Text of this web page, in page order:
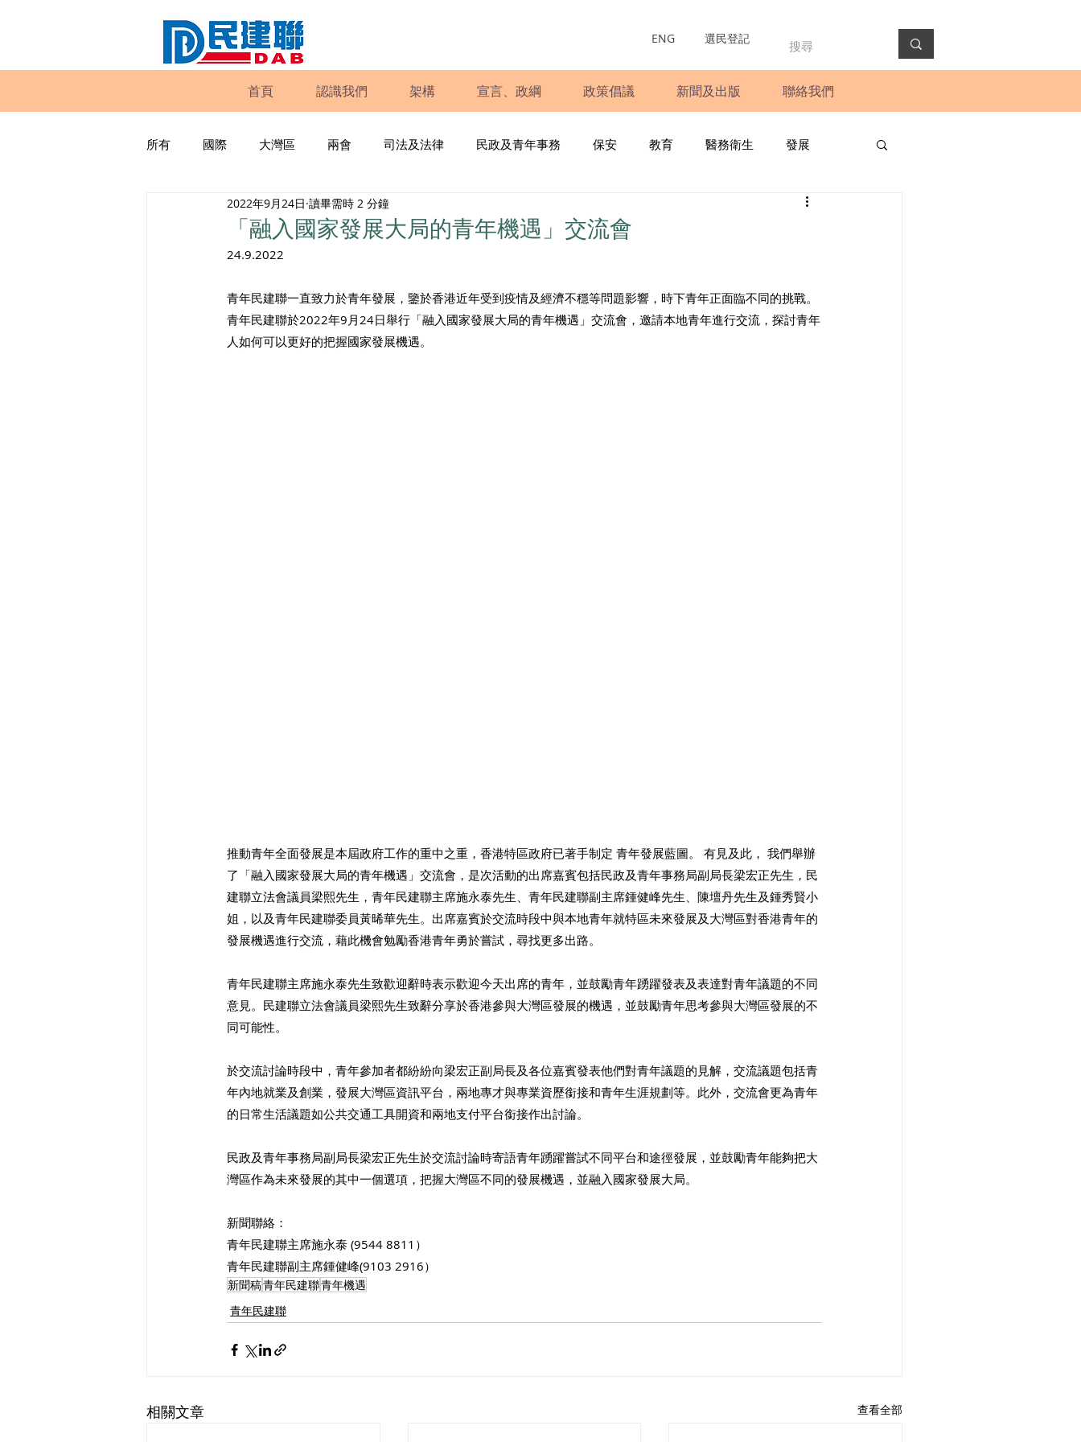
ENG 選民登記
首頁 認識我們 架構 宣言、政綱 政策倡議 新聞及出版 聯絡我們
所有 國際 大灣區 兩會 司法及法律 民政及青年事務 保安 教育 醫務衛生 發展
工商專業 家庭 圓桌會議
議會監察 區議會
「融入國家發展大局的青年機遇」交流會
2022年9月24日 讀畢需時 2 分鐘
24.9.2022
青年民建聯一直致力於青年發展，鑒於香港近年受到疫情及經濟不穩等問題影響，時下青年正面臨不同的挑戰。
青年民建聯於2022年9月24日舉行「融入國家發展大局的青年機遇」交流會，邀請本地青年進行交流，探討青年
人如何可以更好的把握國家發展機遇。
推動青年全面發展是本屆政府工作的重中之重，香港特區政府已著手制定 青年發展藍圖。 有見及此， 我們舉辦
了「融入國家發展大局的青年機遇」交流會，是次活動的出席嘉賓包括民政及青年事務局副局長梁宏正先生，民
建聯立法會議員梁熙先生，青年民建聯主席施永泰先生、青年民建聯副主席鍾健峰先生、陳壇丹先生及鍾秀賢小
姐，以及青年民建聯委員黃晞華先生。出席嘉賓於交流時段中與本地青年就特區未來發展及大灣區對香港青年的
發展機遇進行交流，藉此機會勉勵香港青年勇於嘗試，尋找更多出路。
​青年民建聯主席施永泰先生致歡迎辭時表示歡迎今天出席的青年，並鼓勵青年踴躍發表及表達對青年議題的不同
意見。民建聯立法會議員梁熙先生致辭分享於香港參與大灣區發展的機遇，並鼓勵青年思考參與大灣區發展的不
同可能性。
於交流討論時段中，青年參加者都紛紛向梁宏正副局長及各位嘉賓發表他們對青年議題的見解，交流議題包括青
年內地就業及創業，發展大灣區資訊平台，兩地專才與專業資歷銜接和青年生涯規劃等。此外，交流會更為青年
的日常生活議題如公共交通工具開資和兩地支付平台銜接作出討論。
民政及青年事務局副局長梁宏正先生於交流討論時寄語青年踴躍嘗試不同平台和途徑發展，並鼓勵青年能夠把大
灣區作為未來發展的其中一個選項，把握大灣區不同的發展機遇，並融入國家發展大局。
新聞聯絡：
青年民建聯主席施永泰 (9544 8811）
​​​青年民建聯副主席​​​​鍾健峰(9103 2916）
新聞稿青年民建聯青年機遇
青年民建聯
相關文章 查看全部